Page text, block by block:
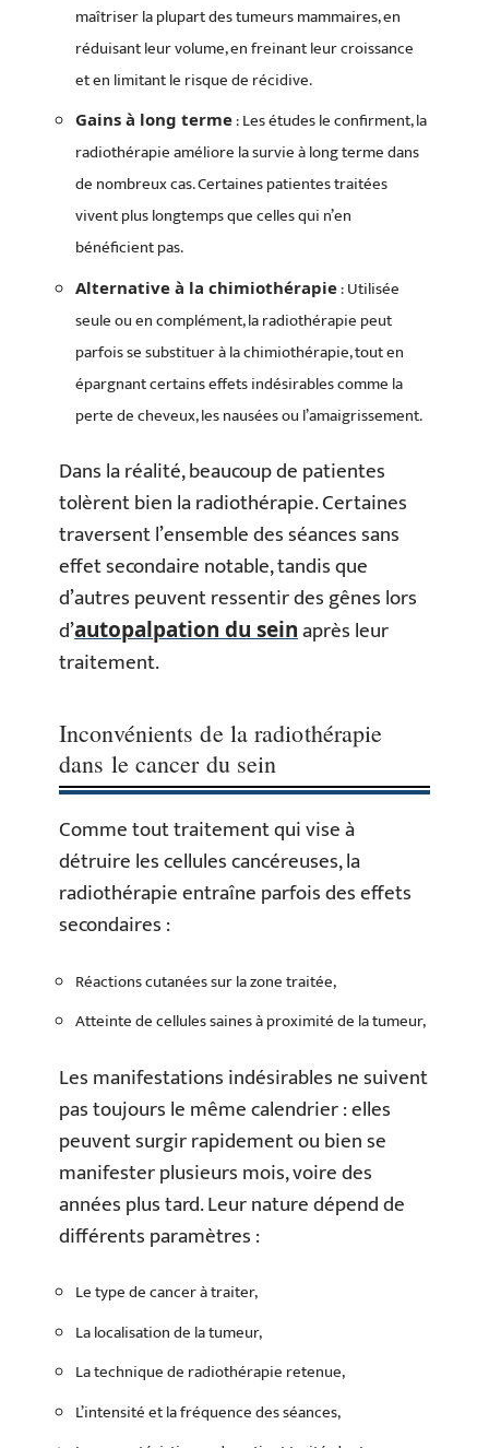
maîtriser la plupart des tumeurs mammaires, en
réduisant leur volume, en freinant leur croissance
et en limitant le risque de récidive.
Gains à long terme: Les études le confirment, la
radiothérapie améliore la survie à long terme dans
de nombreux cas. Certaines patientes traitées
vivent plus longtemps que celles qui n’en
bénéficient pas.
Alternative à la chimiothérapie: Utilisée
seule ou en complément, la radiothérapie peut
parfois se substituer à la chimiothérapie, tout en
épargnant certains effets indésirables comme la
perte de cheveux, les nausées ou l’amaigrissement.
Dans la réalité, beaucoup de patientes
tolèrent bien la radiothérapie. Certaines
traversent l’ensemble des séances sans
effet secondaire notable, tandis que
d’autres peuvent ressentir des gênes lors
d’autopalpation du seinaprès leur
traitement.
Inconvénients de la radiothérapie
dans le cancer du sein
Comme tout traitement qui vise à
détruire les cellules cancéreuses, la
radiothérapie entraîne parfois des effets
secondaires :
Réactions cutanées sur la zone traitée,
Atteinte de cellules saines à proximité de la tumeur,
Les manifestations indésirables ne suivent
pas toujours le même calendrier : elles
peuvent surgir rapidement ou bien se
manifester plusieurs mois, voire des
années plus tard. Leur nature dépend de
différents paramètres :
Le type de cancer à traiter,
La localisation de la tumeur,
La technique de radiothérapie retenue,
L’intensité et la fréquence des séances,